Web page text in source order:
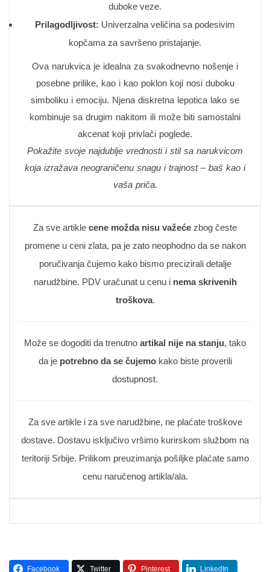
duboke veze.
Prilagodljivost: Univerzalna veličina sa podesivim
kopčama za savršeno pristajanje.
Ova narukvica je idealna za svakodnevno nošenje i
posebne prilike, kao i kao poklon koji nosi duboku
simboliku i emociju. Njena diskretna lepotica lako se
kombinuje sa drugim nakitom ili može biti samostalni
akcenat koji privlači poglede.
Pokažite svoje najdublje vrednosti i stil sa narukvicom
koja izražava neograničenu snagu i trajnost – baš kao i
vaša priča.
Za sve artikle cene možda nisu važeće zbog česte
promene u ceni zlata, pa je zato neophodno da se nakon
poručivanja čujemo kako bismo precizirali detalje
narudžbine. PDV uračunat u cenu i nema skrivenih
troškova.
Može se dogoditi da trenutno artikal nije na stanju, tako
da je potrebno da se čujemokako biste proverili
dostupnost.
Za sve artikle i za sve narudžbine, ne plaćate troškove
dostave. Dostavu isključivo vršimo kurirskom službom na
teritoriji Srbije. Prilikom preuzimanja pošiljke plaćate samo
cenu naručenog artikla/ala.
Facebook Twitter Pinterest LinkedIn